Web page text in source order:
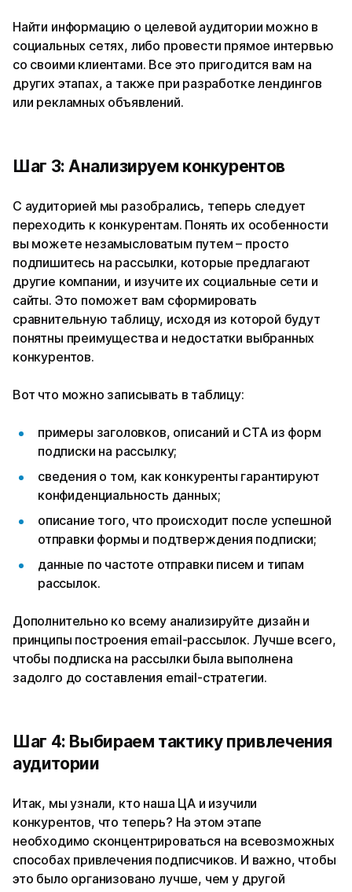
Найти информацию о целевой аудитории можно в
социальных сетях, либо провести прямое интервью
со своими клиентами. Все это пригодится вам на
других этапах, а также при разработке лендингов
или рекламных объявлений.
Шаг 3: Анализируем конкурентов
С аудиторией мы разобрались, теперь следует
переходить к конкурентам. Понять их особенности
вы можете незамысловатым путем – просто
подпишитесь на рассылки, которые предлагают
другие компании, и изучите их социальные сети и
сайты. Это поможет вам сформировать
сравнительную таблицу, исходя из которой будут
понятны преимущества и недостатки выбранных
конкурентов.
Вот что можно записывать в таблицу:
примеры заголовков, описаний и CTA из форм
подписки на рассылку;
сведения о том, как конкуренты гарантируют
конфиденциальность данных;
описание того, что происходит после успешной
отправки формы и подтверждения подписки;
данные по частоте отправки писем и типам
рассылок.
Дополнительно ко всему анализируйте дизайн и
принципы построения email-рассылок. Лучше всего,
чтобы подписка на рассылки была выполнена
задолго до составления email-стратегии.
Шаг 4: Выбираем тактику привлечения
аудитории
Итак, мы узнали, кто наша ЦА и изучили
конкурентов, что теперь? На этом этапе
необходимо сконцентрироваться на всевозможных
способах привлечения подписчиков. И важно, чтобы
это было организовано лучше, чем у другой